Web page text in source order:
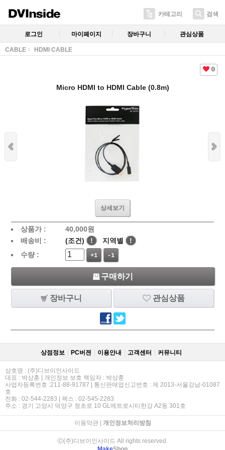
카테고리 검색
로그인 마이페이지 장바구니 관심상품
CABLE HDMI CABLE
0
Micro HDMI to HDMI Cable (0.8m)
상세보기
상품가 : 40,000원
배송비 :
(조건) ! 지역별
!
수량 :
+1 -1
구매하기
장바구니 관심상품
상점정보 PC버젼 이용안내 고객센터 커뮤니티
상호명 : (주)디브이인사이드
대표 : 박상훈 | 개인정보 보호 책임자 : 박상훈
사업자등록번호 :211-88-91787 | 통신판매업신고번호 : 제 2013-서울강남-01087
호
전화 : 02-544-2283 | 팩스 : 02-545-2283
주소 : 경기 고양시 덕양구 청초로 10 GL메트로시티한강 A2동 301호
이용약관| 개인정보처리방침
ⓒ(주)디브이인사이드 All rights reserved.